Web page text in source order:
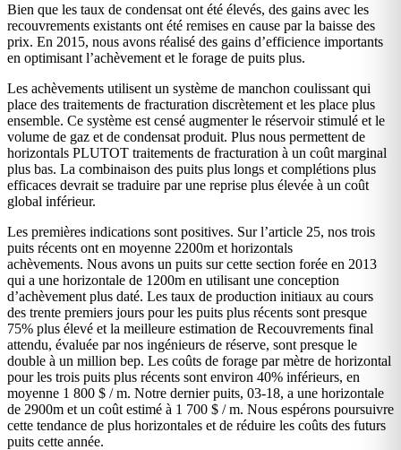
Bien que les taux de condensat ont été élevés, des gains avec les
recouvrements existants ont été remises en cause par la baisse des
prix. En 2015, nous avons réalisé des gains d’efficience importants
en optimisant l’achèvement et le forage de puits plus.
Les achèvements utilisent un système de manchon coulissant qui
place des traitements de fracturation discrètement et les place plus
ensemble. Ce système est censé augmenter le réservoir stimulé et le
volume de gaz et de condensat produit. Plus nous permettent de
horizontals PLUTOT traitements de fracturation à un coût marginal
plus bas. La combinaison des puits plus longs et complétions plus
efficaces devrait se traduire par une reprise plus élevée à un coût
global inférieur.
Les premières indications sont positives. Sur l’article 25, nos trois
puits récents ont en moyenne 2200m et horizontals
achèvements. Nous avons un puits sur cette section forée en 2013
qui a une horizontale de 1200m en utilisant une conception
d’achèvement plus daté. Les taux de production initiaux au cours
des trente premiers jours pour les puits plus récents sont presque
75% plus élevé et la meilleure estimation de Recouvrements final
attendu, évaluée par nos ingénieurs de réserve, sont presque le
double à un million bep. Les coûts de forage par mètre de horizontal
pour les trois puits plus récents sont environ 40% inférieurs, en
moyenne 1 800 $ / m. Notre dernier puits, 03-18, a une horizontale
de 2900m et un coût estimé à 1 700 $ / m. Nous espérons poursuivre
cette tendance de plus horizontales et de réduire les coûts des futurs
puits cette année.